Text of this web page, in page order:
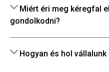
Miért éri meg kéregfal
gondolkodni?
Hogyan és hol